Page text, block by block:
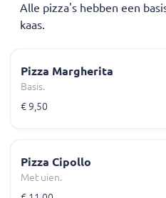
Alle pizza's hebben een
kaas.
Pizza Margherita
Basis.
€ 9,50
Pizza Cipollo
Met uien.